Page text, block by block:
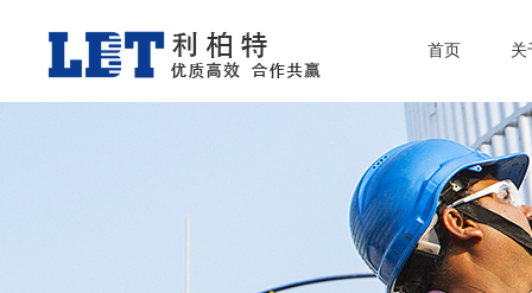
首页 关